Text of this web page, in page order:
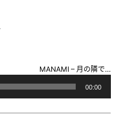
MANAMI – 月の隣で…
放
00:00